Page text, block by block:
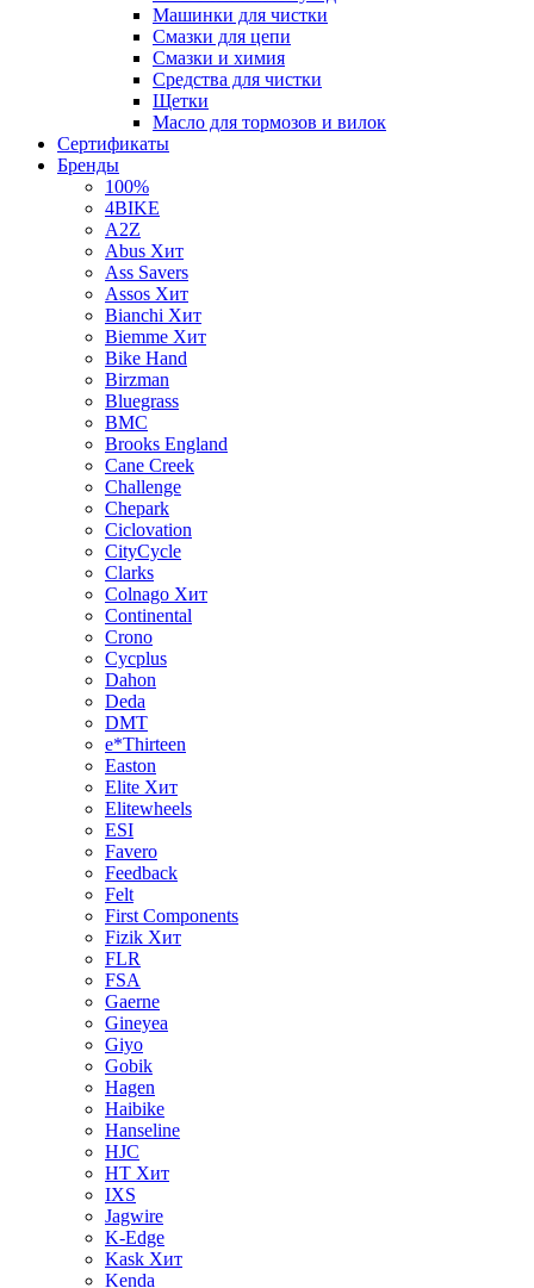
Машинки для чистки
Смазки для цепи
Смазки и химия
Средства для чистки
Щетки
Масло для тормозов и вилок
Сертификаты
Бренды
100%
4BIKE
A2Z
Abus Хит
Ass Savers
Assos Хит
Bianchi Хит
Biemme Хит
Bike Hand
Birzman
Bluegrass
BMC
Brooks England
Cane Creek
Challenge
Chepark
Ciclovation
CityCycle
Clarks
Colnago Хит
Continental
Crono
Cycplus
Dahon
Deda
DMT
e*Thirteen
Easton
Elite Хит
Elitewheels
ESI
Favero
Feedback
Felt
First Components
Fizik Хит
FLR
FSA
Gaerne
Gineyea
Giyo
Gobik
Hagen
Haibike
Hanseline
HJC
HT Хит
IXS
Jagwire
K-Edge
Kask Хит
Kenda